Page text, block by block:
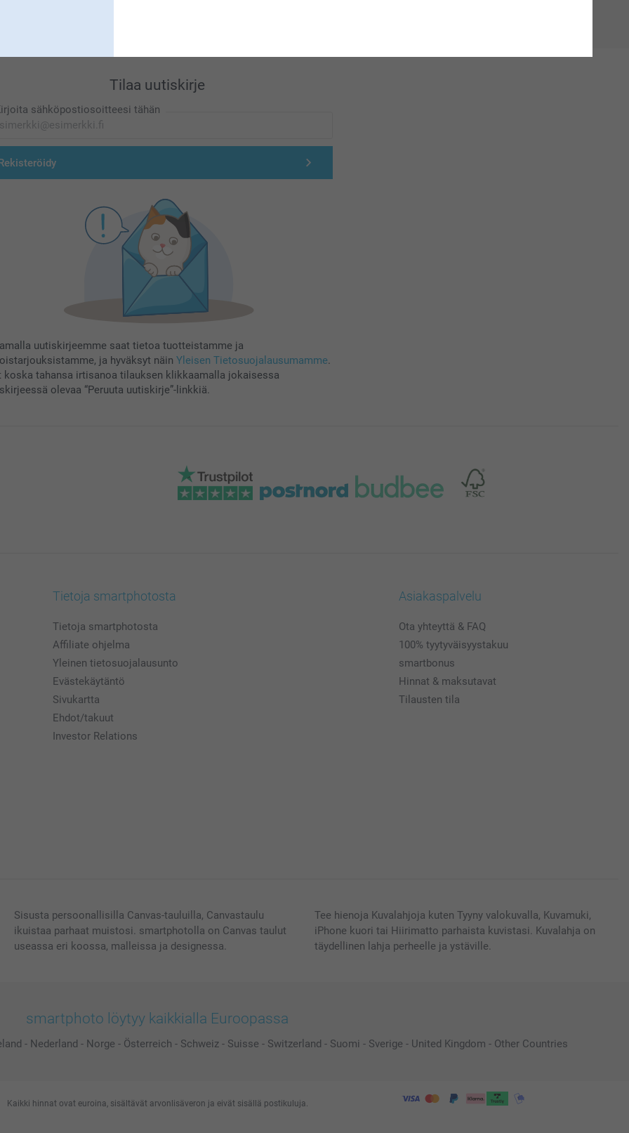
Tilaa uutiskirje
sähköpostiosoitteesi tähän
uutiskirjeemme saat tietoa tuotteistamme ja
ja hyväksyt näin Yleisen Tietosuojalausumamme.
koska tahansa irtisanoa tilauksen klikkaamalla jokaisessa
olevaa “Peruuta uutiskirje”-linkkiä.
Tietoja smartphotosta
Tietoja smartphotosta
Affiliate ohjelma
Yleinen tietosuojalausunto
Evästekäytäntö
Sivukartta
Ehdot/takuut
Investor Relations
Asiakaspalvelu
Ota yhteyttä & FAQ
100% tyytyväisyystakuu
smartbonus
Hinnat & maksutavat
Tilausten tila
Sisusta persoonallisilla Canvas-tauluilla, Canvastaulu
ikuistaa parhaat muistosi. smartphotolla on Canvas taulut
useassa eri koossa, malleissa ja designessa.
Tee hienoja Kuvalahjoja kuten Tyyny valokuvalla, Kuvamuki,
iPhone kuori tai Hiirimatto parhaista kuvistasi. Kuvalahja on
täydellinen lahja perheelle ja ystäville.
smartphoto löytyy kaikkialla Euroopassa
- Nederland - Norge - Österreich - Schweiz - Suisse - Switzerland - Suomi - Sverige - United Kingdom - Other Countries
Kaikki hinnat ovat euroina, sisältävät arvonlisäveron ja eivät sisällä postikuluja.